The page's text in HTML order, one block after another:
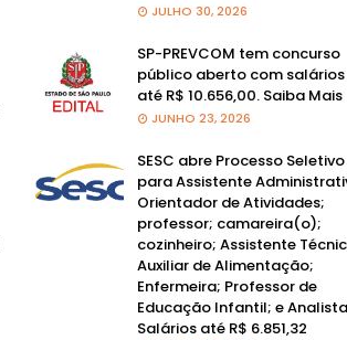
JULHO 30, 2026
SP-PREVCOM tem concurso
público aberto com
até R$ 10.656,00. Saiba Mais
JUNHO 23, 2026
SESC abre Processo Seletivo
para Assistente
Orientador de Atividades;
professor; camareira(o);
cozinheiro; Assistente
Auxiliar de Alimentação;
Enfermeira; Professor de
Educação Infantil; e
Salários até R$ 6.851,32